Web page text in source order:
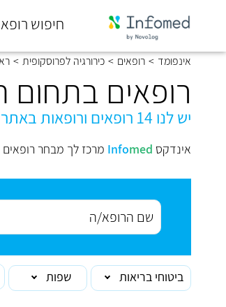
חיפוש
סוף
התפריט
אינפומד > רופאים > כירורגיה לפרוסקופית >
רופאים בתחום
יש לנו 14 רופאים ורופאות באתר
אינדקס Infomed מרכז לך מבחר רופאים
ביטוחי בריאות שפות